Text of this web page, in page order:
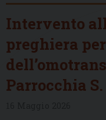
Intervento
preghiera
Parrocchia